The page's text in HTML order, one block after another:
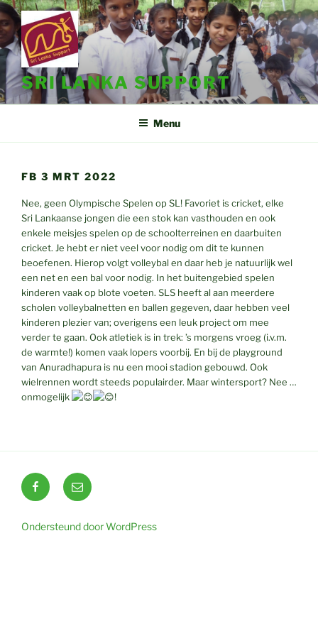
Ga
naar
de
inhoud
SRI LANKA SUPPORT
Menu
FB 3 MRT 2022
Nee, geen Olympische Spelen op SL! Favoriet is cricket, elke
Sri Lankaanse jongen die een stok kan vasthouden en ook
enkele meisjes spelen op de schoolterreinen en daarbuiten
cricket. Je hebt er niet veel voor nodig om dit te kunnen
beoefenen. Hierop volgt volleybal en daar heb je natuurlijk wel
een net en een bal voor nodig. In het buitengebied spelen
kinderen vaak op blote voeten. SLS heeft al aan meerdere
scholen volleybalnetten en ballen gegeven, daar hebben veel
kinderen plezier van; overigens een leuk project om mee
verder te gaan. Ook atletiek is in trek: ’s morgens vroeg (i.v.m.
de warmte!) komen vaak lopers voorbij. En bij de playground
van Anuradhapura is nu een mooi stadion gebouwd. Ook
wielrennen wordt steeds populairder. Maar wintersport? Nee …
onmogelijk
!
Facebook
E-
mail
Ondersteund door WordPress